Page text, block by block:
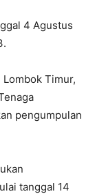
4 Agustus
Timur,
pengumpulan
tanggal 14